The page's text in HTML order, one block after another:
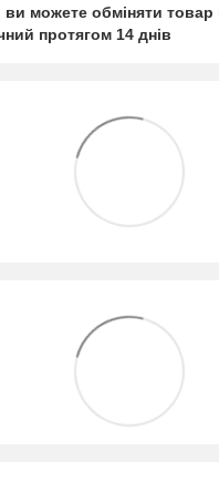
ви можете обміняти товар
протягом 14 днів